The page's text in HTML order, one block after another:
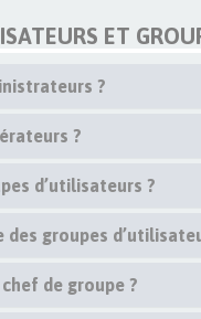
ET
?
?
d’utilisateurs ?
groupes
de groupe ?